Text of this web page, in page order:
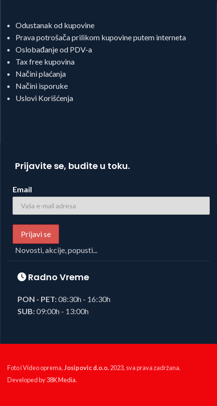
Odustanak od kupovine
Prava potrošača prilikom kupovine putem interneta
Oslobađanje od PDV-a
Tax free kupovina
Načini plaćanja
Načini isporuke
Uslovi Korišćenja
Prijavite se, budite u toku.
Email
Novosti, akcije, popusti...
Radno Vreme
PON - PET:08:30h - 16:30h
SUB:09:00h - 13:00h
Foto i Video oprema,Josipovic d.o.o.2023, sva prava zadržana.
Developed by38K Media.